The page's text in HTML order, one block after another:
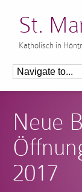
St.
Katholisch in
Neue
2017